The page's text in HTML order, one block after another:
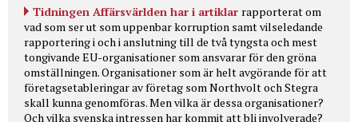
Tidningen Affärsvärlden har i artiklar rapporterat om
vad som ser ut som uppenbar korruption samt vilseledande
rapportering i och i anslutning till de två tyngsta och mest
tongivande EU-organisationer som ansvarar för den gröna
omställningen. Organisationer som är helt avgörande för att
företagsetableringar av företag som Northvolt och Stegra
skall kunna genomföras. Men vilka är dessa organisationer?
Och vilka svenska intressen har kommit att bli involverade?